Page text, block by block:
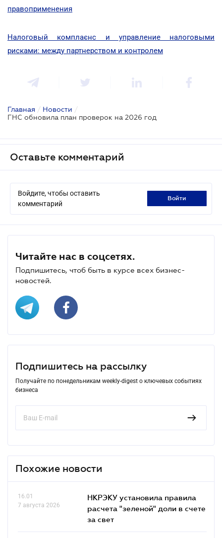
правоприменения
Налоговый комплаєнс и управление налоговыми
рисками: между партнерством и контролем
Главная / Новости /
ГНС обновила план проверок на 2026 год
Оставьте комментарий
Войдите, чтобы оставить
комментарий
войти
Читайте нас в соцсетях.
Подпишитесь, чтоб быть в курсе всех бизнес-
новостей.
Подпишитесь на рассылку
Получайте по понедельникам weekly-digest о ключевых событиях
бизнеса
Похожие новости
16.01
7 августа 2026
НКРЭКУ установила правила
расчета "зеленой" доли в счете
за свет